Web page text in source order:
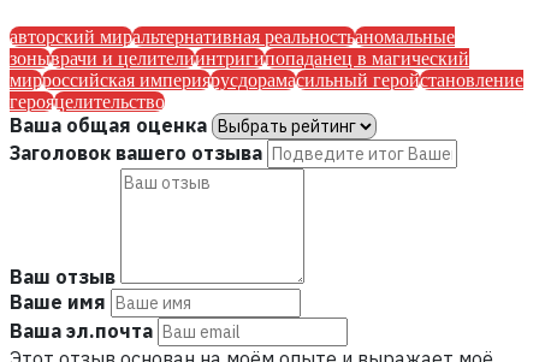
авторский миральтернативная реальностьаномальные
зоныврачи и целителиинтригипопаданец в магический
мирроссийская империярусдорамасильный геройстановление
герояцелительство
Ваша общая оценка
Заголовок вашего отзыва
Ваш отзыв
Ваше имя
Ваша эл.почта